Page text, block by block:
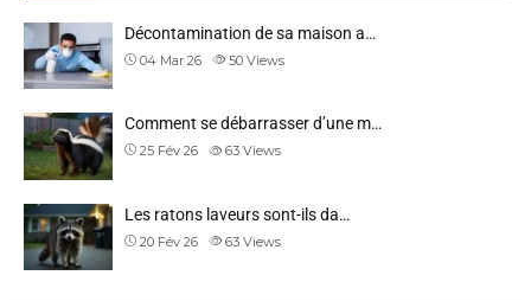
Décontamination de sa maison a…
04 Mar 26 50 Views
Comment se débarrasser d’une m…
25 Fév 26 63 Views
Les ratons laveurs sont-ils da…
20 Fév 26 63 Views